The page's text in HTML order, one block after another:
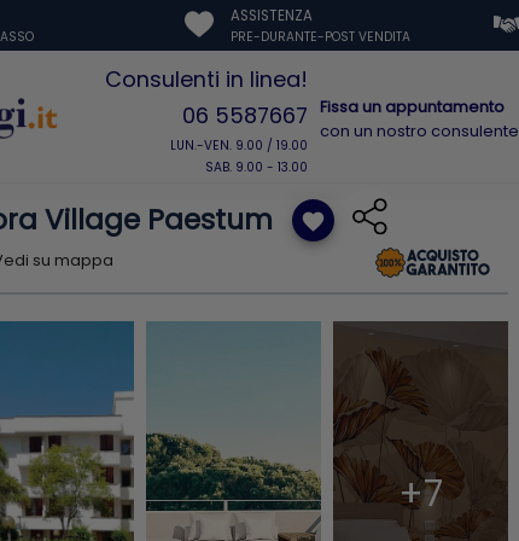
ASSISTENZA
PRE-DURANTE-POST VENDITA
Consulenti in linea!
06 5587667
LUN.-VEN. 9.00 / 19.00
SAB. 9.00 - 13.00
Fissa un appuntamento
con un nostro consulente
Village Paestum favorite
su mappa
+7